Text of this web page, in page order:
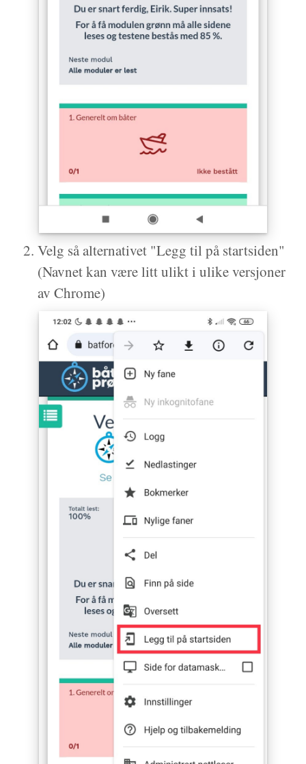
Velg så alternativet "Legg til på startsiden"
(Navnet kan være litt ulikt i ulike versjoner
av Chrome)